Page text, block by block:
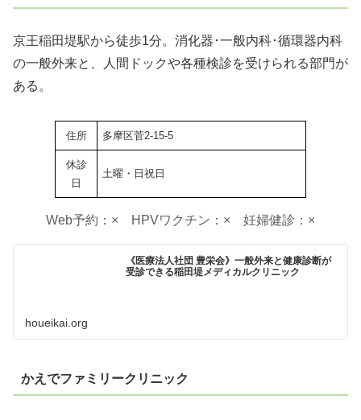
京王稲田堤駅から徒歩1分。消化器･一般内科･循環器内科
の一般外来と、人間ドックや各種検診を受けられる部門が
ある。
住所 多摩区菅2-15-5
休診
日
土曜・日祝日
Web予約：× HPVワクチン：× 妊婦健診：×
《医療法人社団 豊栄会》一般外来と健康診断が
受診できる稲田堤メディカルクリニック
houeikai.org
かえでファミリークリニック